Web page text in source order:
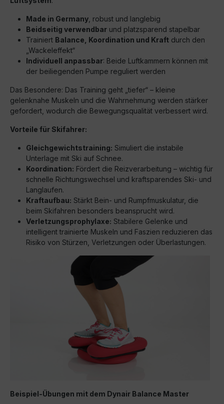
Made in Germany , robust und langlebig
Beidseitig verwendbar und platzsparend stapelbar
Trainiert Balance, Koordination und Kraft durch den
„Wackeleffekt“
Individuell anpassbar: Beide Luftkammern können mit
der beiliegenden Pumpe reguliert werden
Das Besondere: Das Training geht „tiefer“ – kleine
gelenknahe Muskeln und die Wahrnehmung werden stärker
gefordert, wodurch die Bewegungsqualität verbessert wird.
Vorteile für Skifahrer:
Gleichgewichtstraining: Simuliert die instabile
Unterlage mit Ski auf Schnee.
Koordination: Fördert die Reizverarbeitung – wichtig für
schnelle Richtungswechsel und kraftsparendes Ski- und
Langlaufen.
Kraftaufbau: Stärkt Bein- und Rumpfmuskulatur, die
beim Skifahren besonders beansprucht wird.
Verletzungsprophylaxe: Stabilere Gelenke und
intelligent trainierte Muskeln und Faszien reduzieren das
Risiko von Stürzen, Verletzungen oder Überlastungen.
Beispiel-Übungen mit dem Dynair Balance Master